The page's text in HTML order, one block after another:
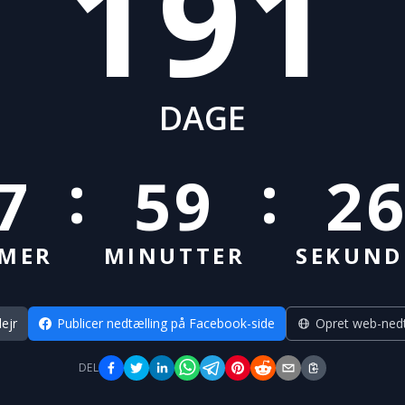
DAGE
: 59
MINUTTER
:
Publicer nedtælling på Facebook-side Opret web-
DEL